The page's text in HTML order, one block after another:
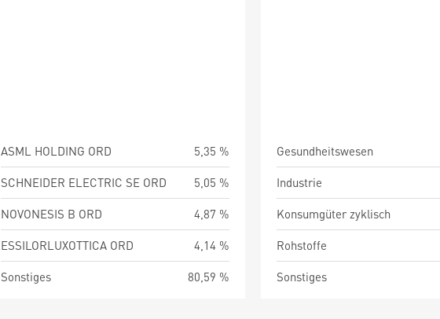
ASML HOLDING ORD
5,35 %
SCHNEIDER ELECTRIC SE ORD
5,05 %
NOVONESIS B ORD
4,87 %
ESSILORLUXOTTICA ORD
4,14 %
Sonstiges
80,59 %
Gesundheitswesen
Industrie
Konsumgüter zyklisch
Rohstoffe
Sonstiges